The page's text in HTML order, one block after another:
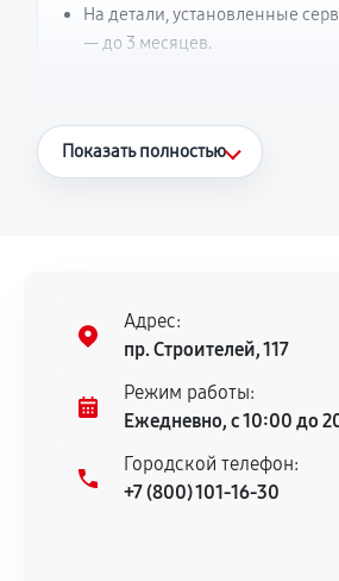
На детали, установленные
— до 3 месяцев.
Что считается
нормальной эксплуатации в
гарантийного срока.
Несоответствие
техническим характеристикам.
Документы для
Показать полностью
Адрес:
пр. Строителей, 117
Режим работы:
Ежедневно, с 10:00 до
Городской телефон:
+7 (800) 101-16-30